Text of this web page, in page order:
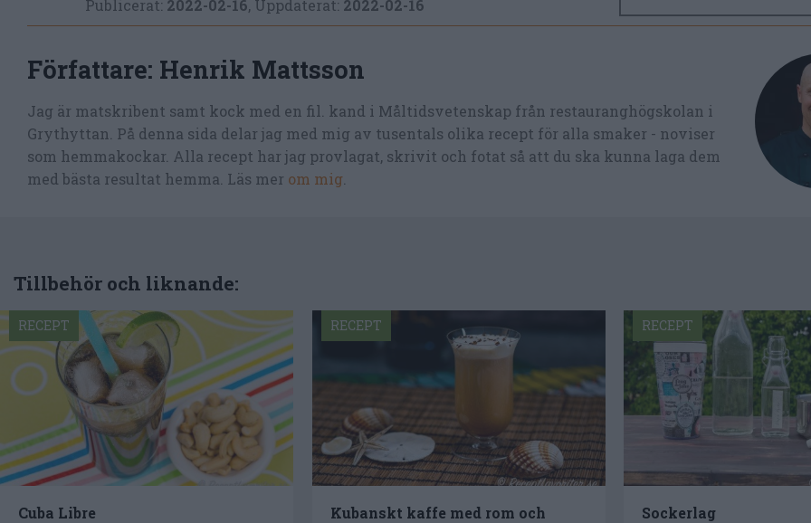
Publicerat: 2022-02-16, Uppdaterat: 2022-02-16
Författare: Henrik Mattsson
Jag är matskribent samt kock med en fil. kand i Måltidsvetenskap från restauranghögskolan i
Grythyttan. På denna sida delar jag med mig av tusentals olika recept för alla smaker - noviser
som hemmakockar. Alla recept har jag provlagat, skrivit och fotat så att du ska kunna laga dem
med bästa resultat hemma. Läs mer om mig
Tillbehör och liknande:
Cuba Libre
RECEPT
Kubanskt kaffe med rom och
RECEPT
Sockerlag
RECEPT